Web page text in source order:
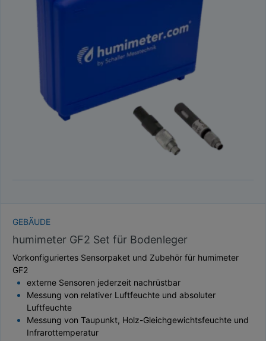
GEBÄUDE
humimeter GF2 Set für Bodenleger
Vorkonfiguriertes Sensorpaket und Zubehör für humimeter
GF2
externe Sensoren jederzeit nachrüstbar
Messung von relativer Luftfeuchte und absoluter
Luftfeuchte
Messung von Taupunkt, Holz-Gleichgewichtsfeuchte und
Infrarottemperatur